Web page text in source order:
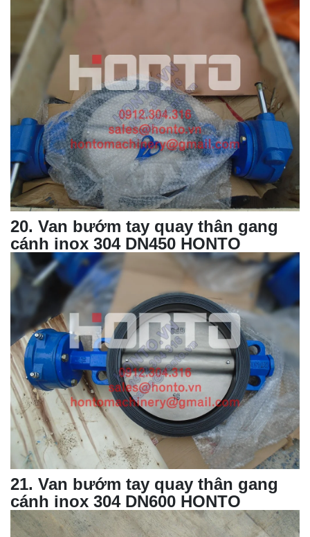
20. Van bướm tay quay thân gang
cánh inox 304 DN450 HONTO
21. Van bướm tay quay thân gang
cánh inox 304 DN600 HONTO